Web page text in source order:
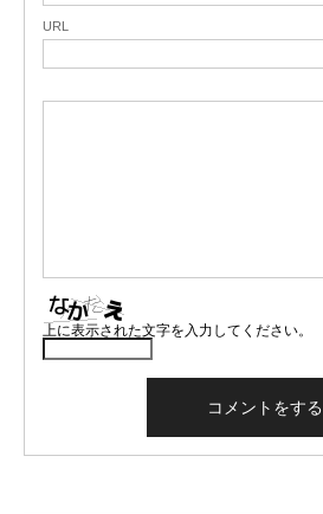
URL
上に表示された文字を入力してください。